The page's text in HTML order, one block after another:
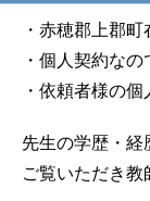
・赤穂郡上郡
・個人契約なの
・依頼者様の
先生の学歴・経
ご覧いただき教